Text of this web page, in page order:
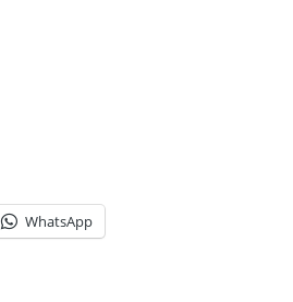
WhatsApp